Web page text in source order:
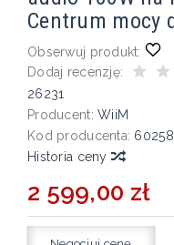
Centrum mocy
Obserwuj produkt:
Dodaj recenzję:
26231
Producent: WiiM
Kod producenta:
Historia ceny
2 599,00 zł